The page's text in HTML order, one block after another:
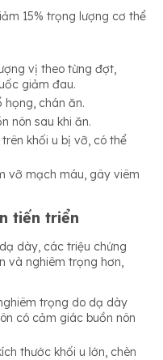
15% trọng lượng cơ thể
vị theo từng đợt,
giảm đau.
họng, chán ăn.
nôn sau khi ăn.
khối u bị vỡ, có thể
vỡ mạch máu, gây viêm
tiến triển
dày, các triệu chứng
và nghiêm trọng hơn,
trọng do dạ dày
có cảm giác buồn nôn
thước khối u lớn, chèn